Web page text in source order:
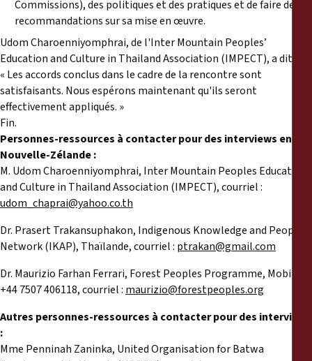
Commissions), des politiques et des pratiques et de faire des
recommandations sur sa mise en œuvre.
Udom Charoenniyomphrai, de l'Inter Mountain Peoples’
Education and Culture in Thailand Association (IMPECT), a dit,
« Les accords conclus dans le cadre de la rencontre sont
satisfaisants. Nous espérons maintenant qu'ils seront
effectivement appliqués. »
Fin.
Personnes-ressources à contacter pour des interviews en
Nouvelle-Zélande :
M. Udom Charoenniyomphrai, Inter Mountain Peoples Education
and Culture in Thailand Association (IMPECT), courriel :
udom_chaprai@yahoo.co.th
Dr. Prasert Trakansuphakon, Indigenous Knowledge and Peoples
Network (IKAP), Thaïlande, courriel : ptrakan@gmail.com
Dr. Maurizio Farhan Ferrari, Forest Peoples Programme, Mobile :
+44 7507 406118, courriel : maurizio@forestpeoples.org
Autres personnes-ressources à contacter pour des interviews
:
Mme Penninah Zaninka, United Organisation for Batwa